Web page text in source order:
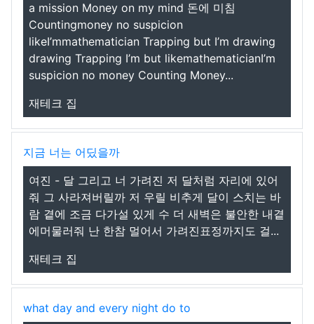
a mission Money on my mind 돈에 미침
Countingmoney no suspicion
likeI’mmathematician Trapping but I’m drawing
drawing Trapping I’m but likemathematicianI’m
suspicion no money Counting Money...
재테크 집
지금 너는 어딨을까
여진 - 달 그리고 너 가려진 저 달처럼 자리에 있어
줘 그 사라져버릴까 저 우릴 비추게 달이 스치는 바
람 곁에 조금 다가설 있게 수 더 새벽은 불안한 내곁
에머물러줘 난 한참 멀어서 가려진표정까지도 걸...
재테크 집
what day and every night do to